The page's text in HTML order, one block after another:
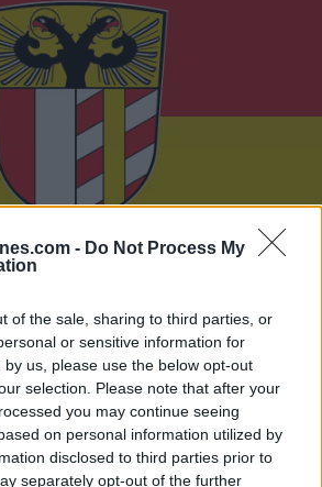
- Do Not Process My
of the sale, sharing to third parties, or
or sensitive information for
us, please use the below opt-out
selection. Please note that after your
you may continue seeing
on personal information utilized by
disclosed to third parties prior to
separately opt-out of the further